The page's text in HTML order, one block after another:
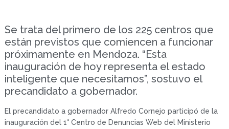
Se trata del primero de los 225 centros que
están previstos que comiencen a funcionar
próximamente en Mendoza. “Esta
inauguración de hoy representa el estado
inteligente que necesitamos”, sostuvo el
precandidato a gobernador.
El precandidato a gobernador Alfredo Cornejo participó de la
inauguración del 1° Centro de Denuncias Web del Ministerio